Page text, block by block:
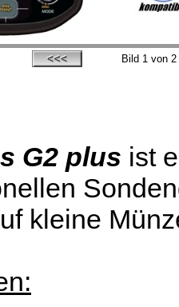
Bild 1 von 2
G2 plus ist
kleine